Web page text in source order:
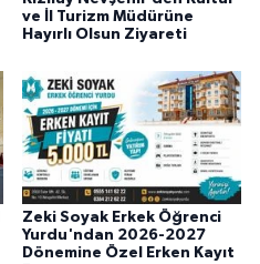
ve İl Turizm Müdürüne
Hayırlı Olsun Ziyareti
Zeki Soyak Erkek Öğrenci
Yurdu'ndan 2026-2027
Dönemine Özel Erken Kayıt